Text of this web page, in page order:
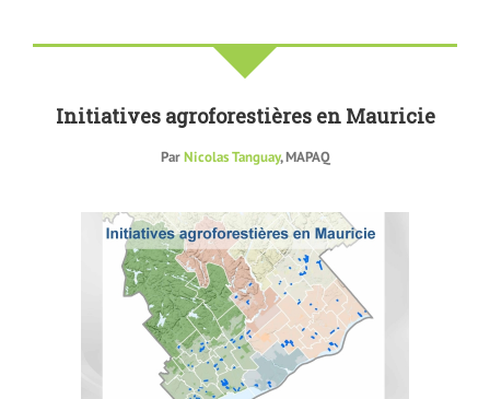
Initiatives agroforestières en Mauricie
ParNicolas Tanguay, MAPAQ